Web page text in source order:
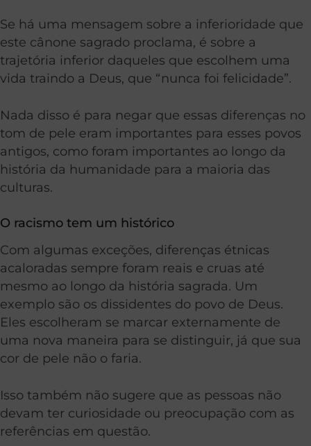
Se há uma mensagem sobre a inferioridade que
este cânone sagrado proclama, é sobre a
trajetória inferior daqueles que escolhem uma
vida traindo a Deus, que “nunca foi felicidade”.
Nada disso é para negar que essas diferenças no
tom de pele eram importantes para esses povos
antigos, como foram importantes ao longo da
história da humanidade para a maioria das
culturas.
O racismo tem um histórico
Com algumas exceções, diferenças étnicas
acaloradas sempre foram reais e cruas até
mesmo ao longo da história sagrada. Um
exemplo são os dissidentes do povo de Deus.
Eles escolheram se marcar externamente de
uma nova maneira para se distinguir, já que sua
cor de pele não o faria.
Isso também não sugere que as pessoas não
devam ter curiosidade ou preocupação com as
referências em questão.